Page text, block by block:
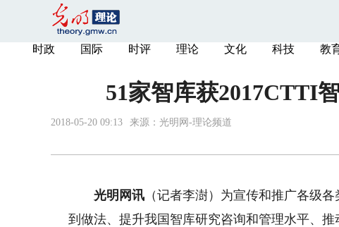
时政 国际 时评 理论 文化 科技 教
51家智库获2017CTTI
2018-05-20 09:13 来源： 光明网-理论频道
光明网讯 （记者李澍）为宣传和推广各级
到做法、提升我国智库研究咨询和管理水平、